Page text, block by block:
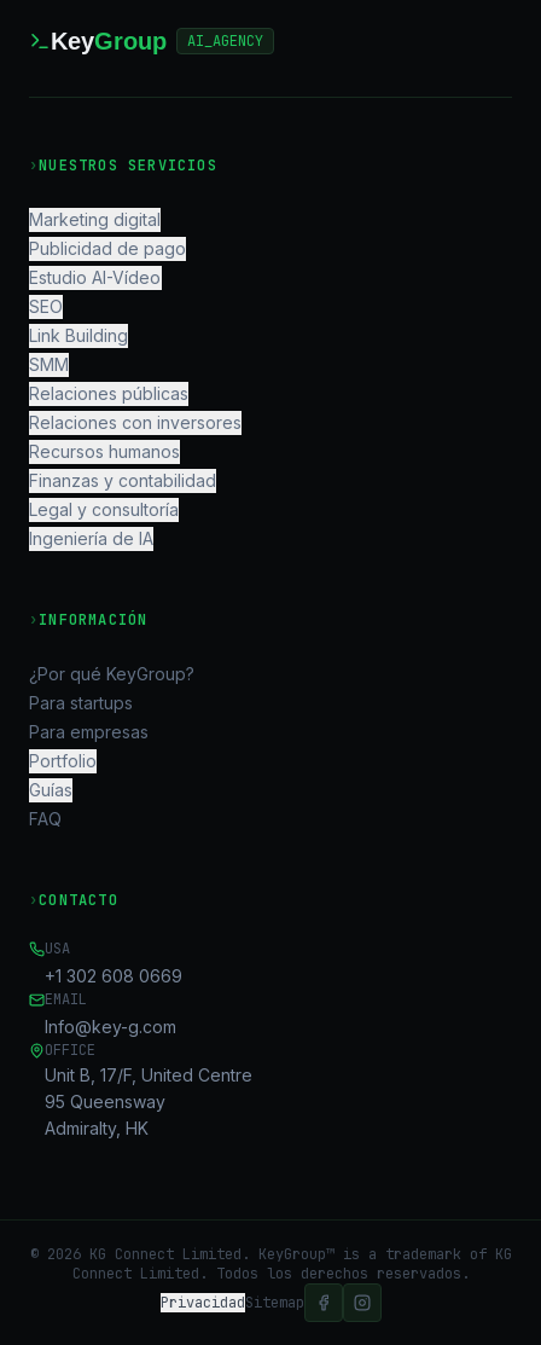
KeyGroup AI_AGENCY
›NUESTROS SERVICIOS
Marketing digital
Publicidad de pago
Estudio AI-Vídeo
SEO
Link Building
SMM
Relaciones públicas
Relaciones con inversores
Recursos humanos
Finanzas y contabilidad
Legal y consultoría
Ingeniería de IA
› INFORMACIÓN
¿Por qué KeyGroup?
Para startups
Para empresas
Portfolio
Guías
FAQ
›CONTACTO
USA
+1 302 608 0669
EMAIL
Info@key-g.com
OFFICE
Unit B, 17/F, United Centre
95 Queensway
Admiralty, HK
© 2026KG Connect Limited. KeyGroup™ is a trademark of KG
Connect Limited. Todos los derechos reservados.
PrivacidadSitemap